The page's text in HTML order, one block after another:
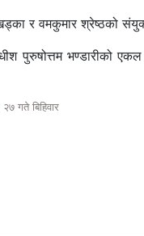
र वमकुमार श्रेष्ठको
पुरुषोत्तम
गते बिहिवार